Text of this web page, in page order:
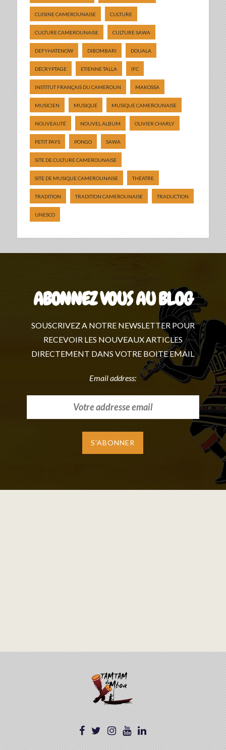
CUISINE CAMEROUNAISE CULTURE
CULTURE CAMEROUNAISE CULTURE SAWA
DEFYHATENOW DIBOMBARI DOUALA
DÉCRYPTAGE ETIENNE TALLA IFC
INSTITUT FRANÇAIS DU CAMEROUN MAKOSSA
MUSICIEN MUSIQUE MUSIQUE CAMEROUNAISE
NOUVEAUTÉ NOUVEL ALBUM OLIVIER CHARLY
PETIT PAYS PONGO SAWA
SITE DE CULTURE CAMEROUNAISE
SITE DE MUSIQUE CAMEROUNAISE THÉATRE
TRADITION TRADITION CAMEROUNAISE TRADUCTION
UNESCO
ABONNEZ VOUS AU BLOG
SOUSCRIVEZ A NOTRE NEWSLETTER POUR
RECEVOIR LES NOUVEAUX ARTICLES
DIRECTEMENT DANS VOTRE BOITE EMAIL
Email address: